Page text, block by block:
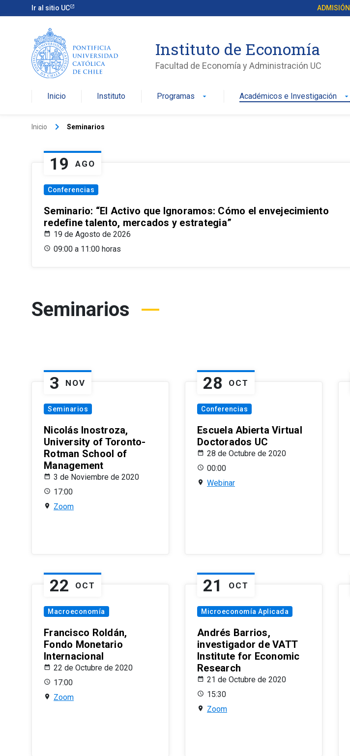
Ir al sitio UC ADMISIÓN
Instituto de Economía
Facultad de Economía y Administración UC
Inicio Instituto Programas arrow_drop_down Académicos e Investigación arrow_drop_down
Inicio keyboard_arrow_right Seminarios
19 AGO
Conferencias
Seminario: “El Activo que Ignoramos: Cómo el envejecimiento
redefine talento, mercados y estrategia”
19 de Agosto de 2026
09:00 a 11:00 horas
Seminarios
3 NOV
Seminarios
Nicolás Inostroza,
University of Toronto-
Rotman School of
Management
3 de Noviembre de 2020
17:00
Zoom
28 OCT
Conferencias
Escuela Abierta Virtual
Doctorados UC
28 de Octubre de 2020
00:00
Webinar
22 OCT
Macroeconomía
Francisco Roldán,
Fondo Monetario
Internacional
22 de Octubre de 2020
17:00
Zoom
21 OCT
Microeconomía Aplicada
Andrés Barrios,
investigador de VATT
Institute for Economic
Research
21 de Octubre de 2020
15:30
Zoom